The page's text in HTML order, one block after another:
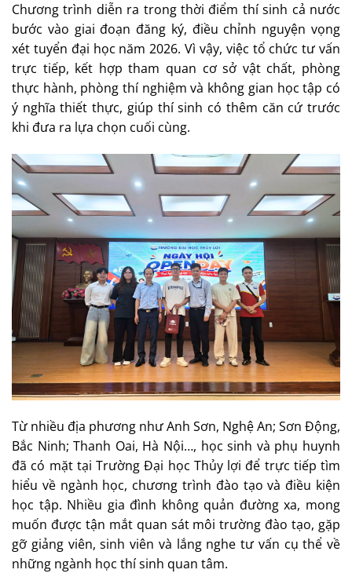
Chương trình diễn ra trong thời điểm thí sinh cả nước
bước vào giai đoạn đăng ký, điều chỉnh nguyện vọng
xét tuyển đại học năm 2026. Vì vậy, việc tổ chức tư vấn
trực tiếp, kết hợp tham quan cơ sở vật chất, phòng
thực hành, phòng thí nghiệm và không gian học tập có
ý nghĩa thiết thực, giúp thí sinh có thêm căn cứ trước
khi đưa ra lựa chọn cuối cùng.
Từ nhiều địa phương như Anh Sơn, Nghệ An; Sơn Động,
Bắc Ninh; Thanh Oai, Hà Nội…, học sinh và phụ huynh
đã có mặt tại Trường Đại học Thủy lợi để trực tiếp tìm
hiểu về ngành học, chương trình đào tạo và điều kiện
học tập. Nhiều gia đình không quản đường xa, mong
muốn được tận mắt quan sát môi trường đào tạo, gặp
gỡ giảng viên, sinh viên và lắng nghe tư vấn cụ thể về
những ngành học thí sinh quan tâm.